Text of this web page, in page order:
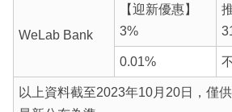
WeLab Bank
【迎新優惠】
3%
0.01%
以上資料截至2023年10月20日，僅